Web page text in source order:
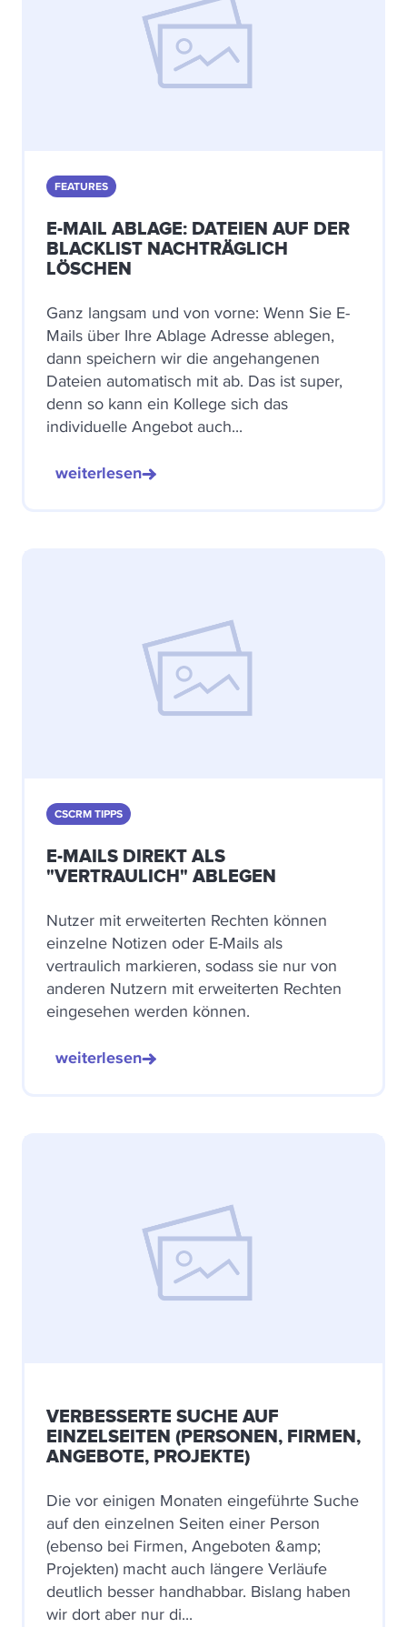
FEATURES
E-MAIL ABLAGE: DATEIEN AUF DER
BLACKLIST NACHTRÄGLICH
LÖSCHEN
Ganz langsam und von vorne: Wenn Sie E-
Mails über Ihre Ablage Adresse ablegen,
dann speichern wir die angehangenen
Dateien automatisch mit ab. Das ist super,
denn so kann ein Kollege sich das
individuelle Angebot auch...
weiterlesen
CSCRM TIPPS
E-MAILS DIREKT ALS
"VERTRAULICH" ABLEGEN
Nutzer mit erweiterten Rechten können
einzelne Notizen oder E-Mails als
vertraulich markieren, sodass sie nur von
anderen Nutzern mit erweiterten Rechten
eingesehen werden können.
weiterlesen
VERBESSERTE SUCHE AUF
EINZELSEITEN (PERSONEN, FIRMEN,
ANGEBOTE, PROJEKTE)
Die vor einigen Monaten eingeführte Suche
auf den einzelnen Seiten einer Person
(ebenso bei Firmen, Angeboten &amp;
Projekten) macht auch längere Verläufe
deutlich besser handhabbar. Bislang haben
wir dort aber nur di...